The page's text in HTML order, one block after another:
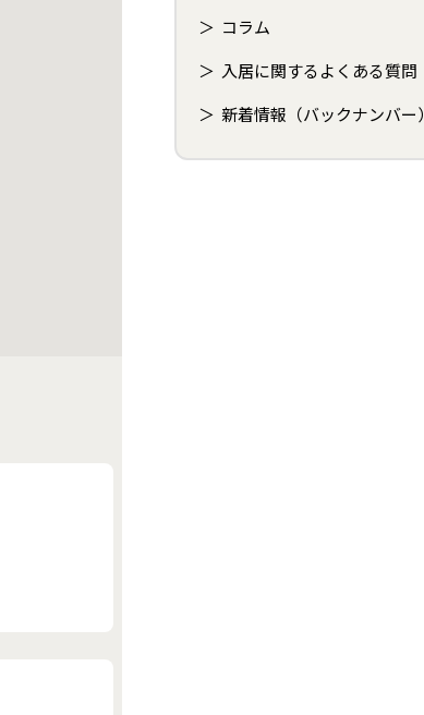
コラム
入居に関するよくある質問
新着情報（バックナンバー）